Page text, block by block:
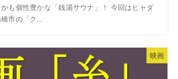
も個性豊かな「銭湯サウナ」！ 今回はヒャダ
市の「ク...
映画